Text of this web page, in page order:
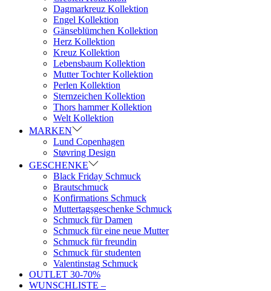
Dagmarkreuz Kollektion
Engel Kollektion
Gänseblümchen Kollektion
Herz Kollektion
Kreuz Kollektion
Lebensbaum Kollektion
Mutter Tochter Kollektion
Perlen Kollektion
Sternzeichen Kollektion
Thors hammer Kollektion
Welt Kollektion
MARKEN
Lund Copenhagen
Støvring Design
GESCHENKE
Black Friday Schmuck
Brautschmuck
Konfirmations Schmuck
Muttertagsgeschenke Schmuck
Schmuck für Damen
Schmuck für eine neue Mutter
Schmuck für freundin
Schmuck für studenten
Valentinstag Schmuck
OUTLET 30-70%
WUNSCHLISTE –